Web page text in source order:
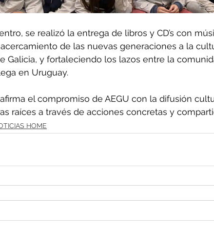
se realizó la entrega de libros y CD’s con
de las nuevas generaciones a la
Galicia, y fortaleciendo los lazos entre la
en Uruguay.
el compromiso de AEGU con la difusión
raíces a través de acciones concretas y
HOME